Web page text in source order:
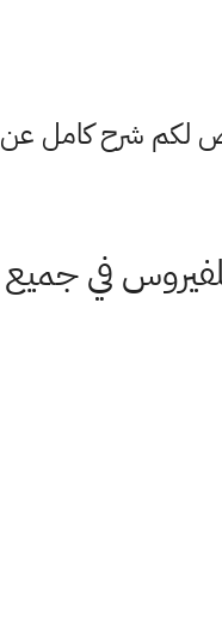
لكم شرح كامل عن
الوبائي اليومي العراق الاثنين الموافق 22 - 3 - 2021 للفيروس في جميع